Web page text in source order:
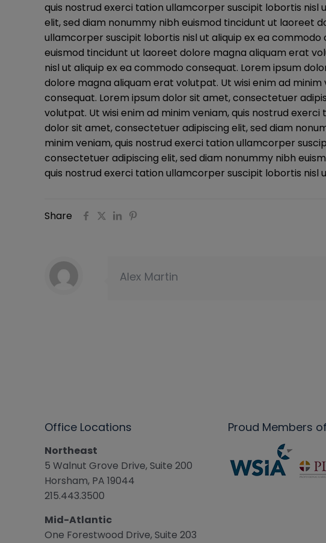
quis nostrud exerci tation ullamcorper suscipit lobortis
elit, sed diam nonummy nibh euismod tincidunt ut laoreet
ullamcorper suscipit lobortis nisl ut aliquip ex ea
euismod tincidunt ut laoreet dolore magna aliquam erat
nisl ut aliquip ex ea commodo consequat. Lorem ipsum
dolore magna aliquam erat volutpat. Ut wisi enim ad
consequat. Lorem ipsum dolor sit amet, consectetuer
volutpat. Ut wisi enim ad minim veniam, quis nostrud
dolor sit amet, consectetuer adipiscing elit, sed diam
minim veniam, quis nostrud exerci tation ullamcorper
consectetuer adipiscing elit, sed diam nonummy nibh
quis nostrud exerci tation ullamcorper suscipit lobortis nisl
Share
Alex Martin
Office Locations
Northeast
5 Walnut Grove Drive, Suite 200
Horsham, PA 19044
215.443.3500
Mid-Atlantic
One Forestwood Drive, Suite 203
Proud Members of